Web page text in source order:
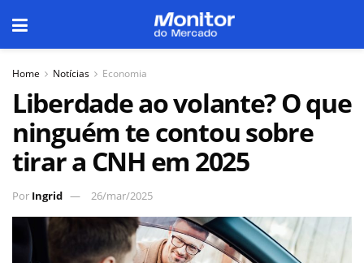
Home Notícias Economia
Liberdade ao volante? O que
ninguém te contou sobre
tirar a CNH em 2025
Por Ingrid 26/mar/2025